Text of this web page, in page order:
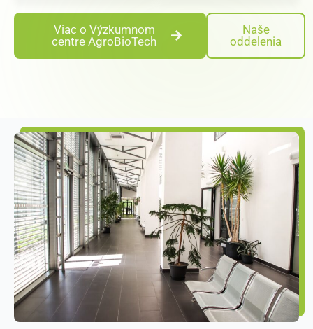
Viac o Výzkumnom
centre AgroBioTech
Naše
oddelenia